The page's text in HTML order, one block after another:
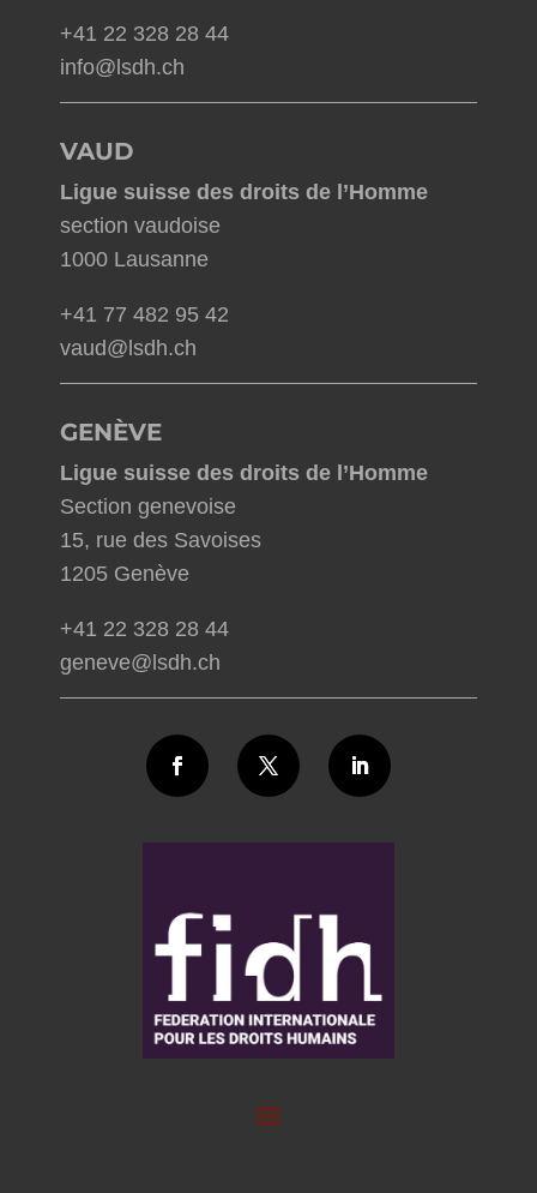
+41 22 328 28 44
info@lsdh.ch
VAUD
Ligue suisse des droits de l’Homme
section vaudoise
1000 Lausanne
+41 77 482 95 42
vaud@lsdh.ch
GENÈVE
Ligue suisse des droits de l’Homme
Section genevoise
15, rue des Savoises
1205 Genève
+41 22 328 28 44
geneve@lsdh.ch